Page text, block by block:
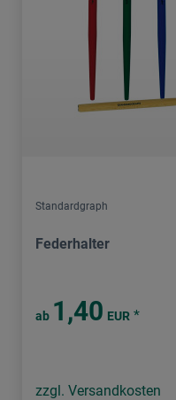
Standardgraph
Federhalter
ab 1,40 EUR *
zzgl. Versandkosten